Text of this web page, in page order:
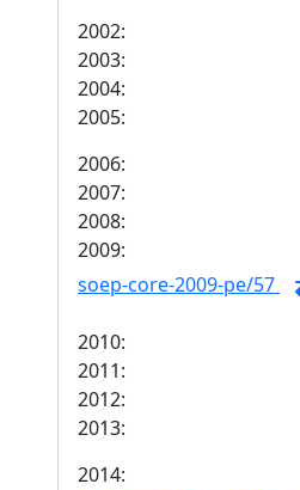
2002:
2003:
2004:
2005:
2006:
2007:
2008:
2009:
soep-core-2009-pe/57
2010:
2011:
2012:
2013:
2014: